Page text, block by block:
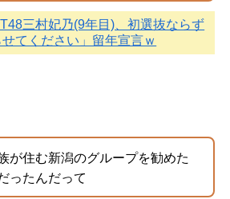
三村妃乃(9年目)、初選抜ならず
てください」留年宣言ｗ
が住む新潟のグループを勧めた
ったんだって